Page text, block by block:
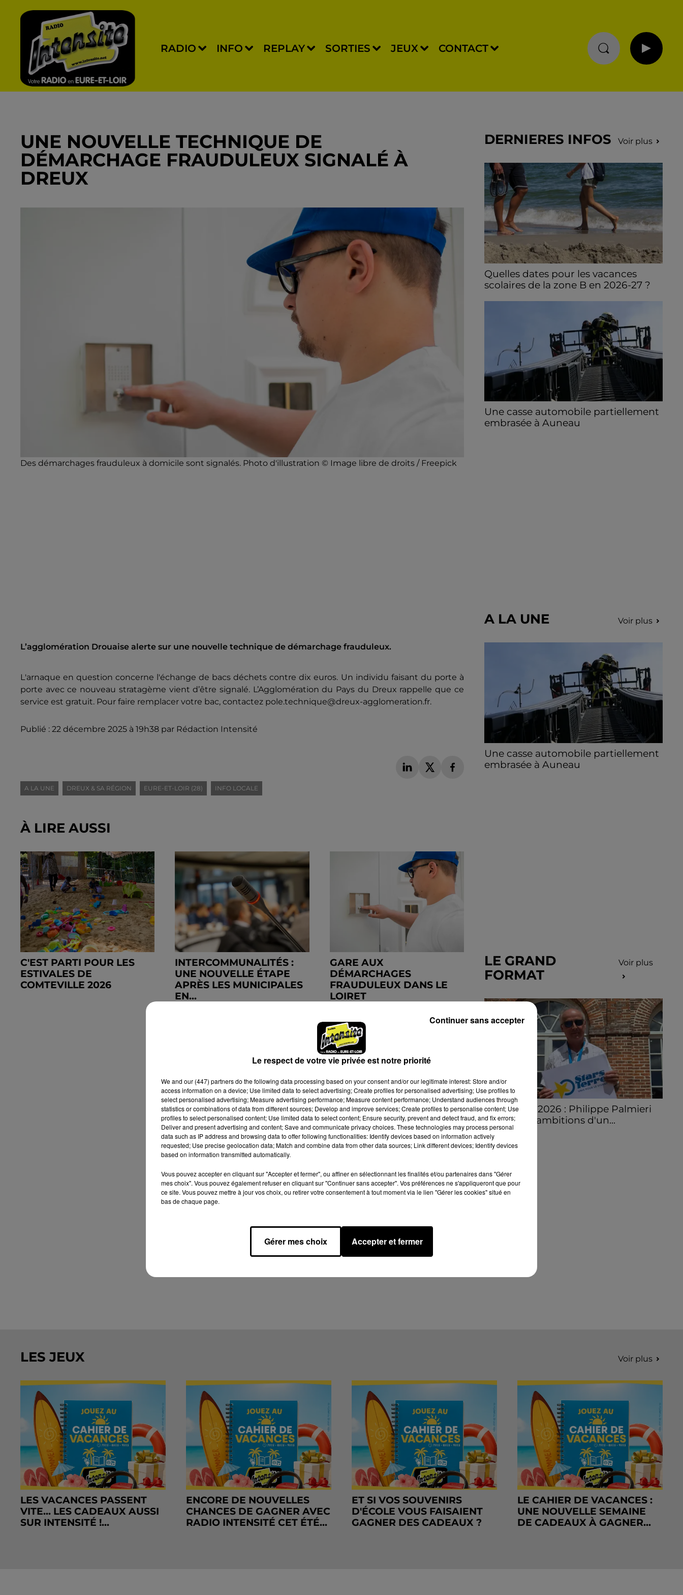
RADIO INFO REPLAY SORTIES JEUX CONTACT
UNE NOUVELLE TECHNIQUE DE
DÉMARCHAGE FRAUDULEUX SIGNALÉ À
DREUX
Des démarchages frauduleux à domicile sont signalés. Photo d'illustration © Image libre de droits / Freepick
L’agglomération Drouaise alerte sur une nouvelle technique de démarchage frauduleux.
L'arnaque en question concerne l'échange de bacs déchets contre dix euros. Un individu faisant du porte à
porte avec ce nouveau stratagème vient d’être signalé. L’Agglomération du Pays du Dreux rappelle que ce
service est gratuit. Pour faire remplacer votre bac, contactez pole.technique@dreux-agglomeration.fr.
Publié : 22 décembre 2025 à 19h38 par Rédaction Intensité
A LA UNE DREUX & SA RÉGION EURE-ET-LOIR (28) INFO LOCALE
À LIRE AUSSI
C'EST PARTI POUR LES
ESTIVALES DE
COMTEVILLE 2026
INTERCOMMUNALITÉS :
UNE NOUVELLE ÉTAPE
APRÈS LES MUNICIPALES
EN...
GARE AUX
DÉMARCHAGES
FRAUDULEUX DANS LE
LOIRET
DERNIERES INFOS Voir plus
Quelles dates pour les vacances
scolaires de la zone B en 2026-27 ?
Une casse automobile partiellement
embrasée à Auneau
A LA UNE Voir plus
Une casse automobile partiellement
embrasée à Auneau
LE GRAND
FORMAT
Voir plus
Stars'Terre 2026 : Philippe Palmieri
dévoile les ambitions d'un...
À quelques semaines de la première
édition de Stars'Terre, organisée du 18 au 20
LES JEUX Voir plus
LES VACANCES PASSENT
VITE... LES CADEAUX AUSSI
SUR INTENSITÉ !...
ENCORE DE NOUVELLES
CHANCES DE GAGNER AVEC
RADIO INTENSITÉ CET ÉTÉ...
ET SI VOS SOUVENIRS
D'ÉCOLE VOUS FAISAIENT
GAGNER DES CADEAUX ?
LE CAHIER DE VACANCES :
UNE NOUVELLE SEMAINE
DE CADEAUX À GAGNER...
Le respect de votre vie privée est notre priorité
We and our (447) partnersdo the following data processing based on your consent and/or our legitimate interest: Store and/or
access information on a device; Use limited data to select advertising; Create profiles for personalised advertising; Use profiles to
select personalised advertising; Measure advertising performance; Measure content performance; Understand audiences through
statistics or combinations of data from different sources; Develop and improve services; Create profiles to personalise content; Use
profiles to select personalised content; Use limited data to select content; Ensure security, prevent and detect fraud, and fix errors;
Deliver and present advertising and content; Save and communicate privacy choices. These technologies may process personal
data such as IP address and browsing data to offer following functionalities: Identify devices based on information actively
requested; Use precise geolocation data; Match and combine data from other data sources; Link different devices; Identify devices
based on information transmitted automatically.
Vous pouvez accepter en cliquant sur "Accepter et fermer", ou affiner en sélectionnant les finalités et/ou partenaires dans "Gérer
mes choix". Vous pouvez également refuser en cliquant sur "Continuer sans accepter". Vos préférences ne s'appliqueront que pour
ce site. Vous pouvez mettre à jour vos choix, ou retirer votre consentement à tout moment via le lien "Gérer les cookies" situé en
bas de chaque page.
Gérer mes choix Accepter et fermer
Continuer sans accepter